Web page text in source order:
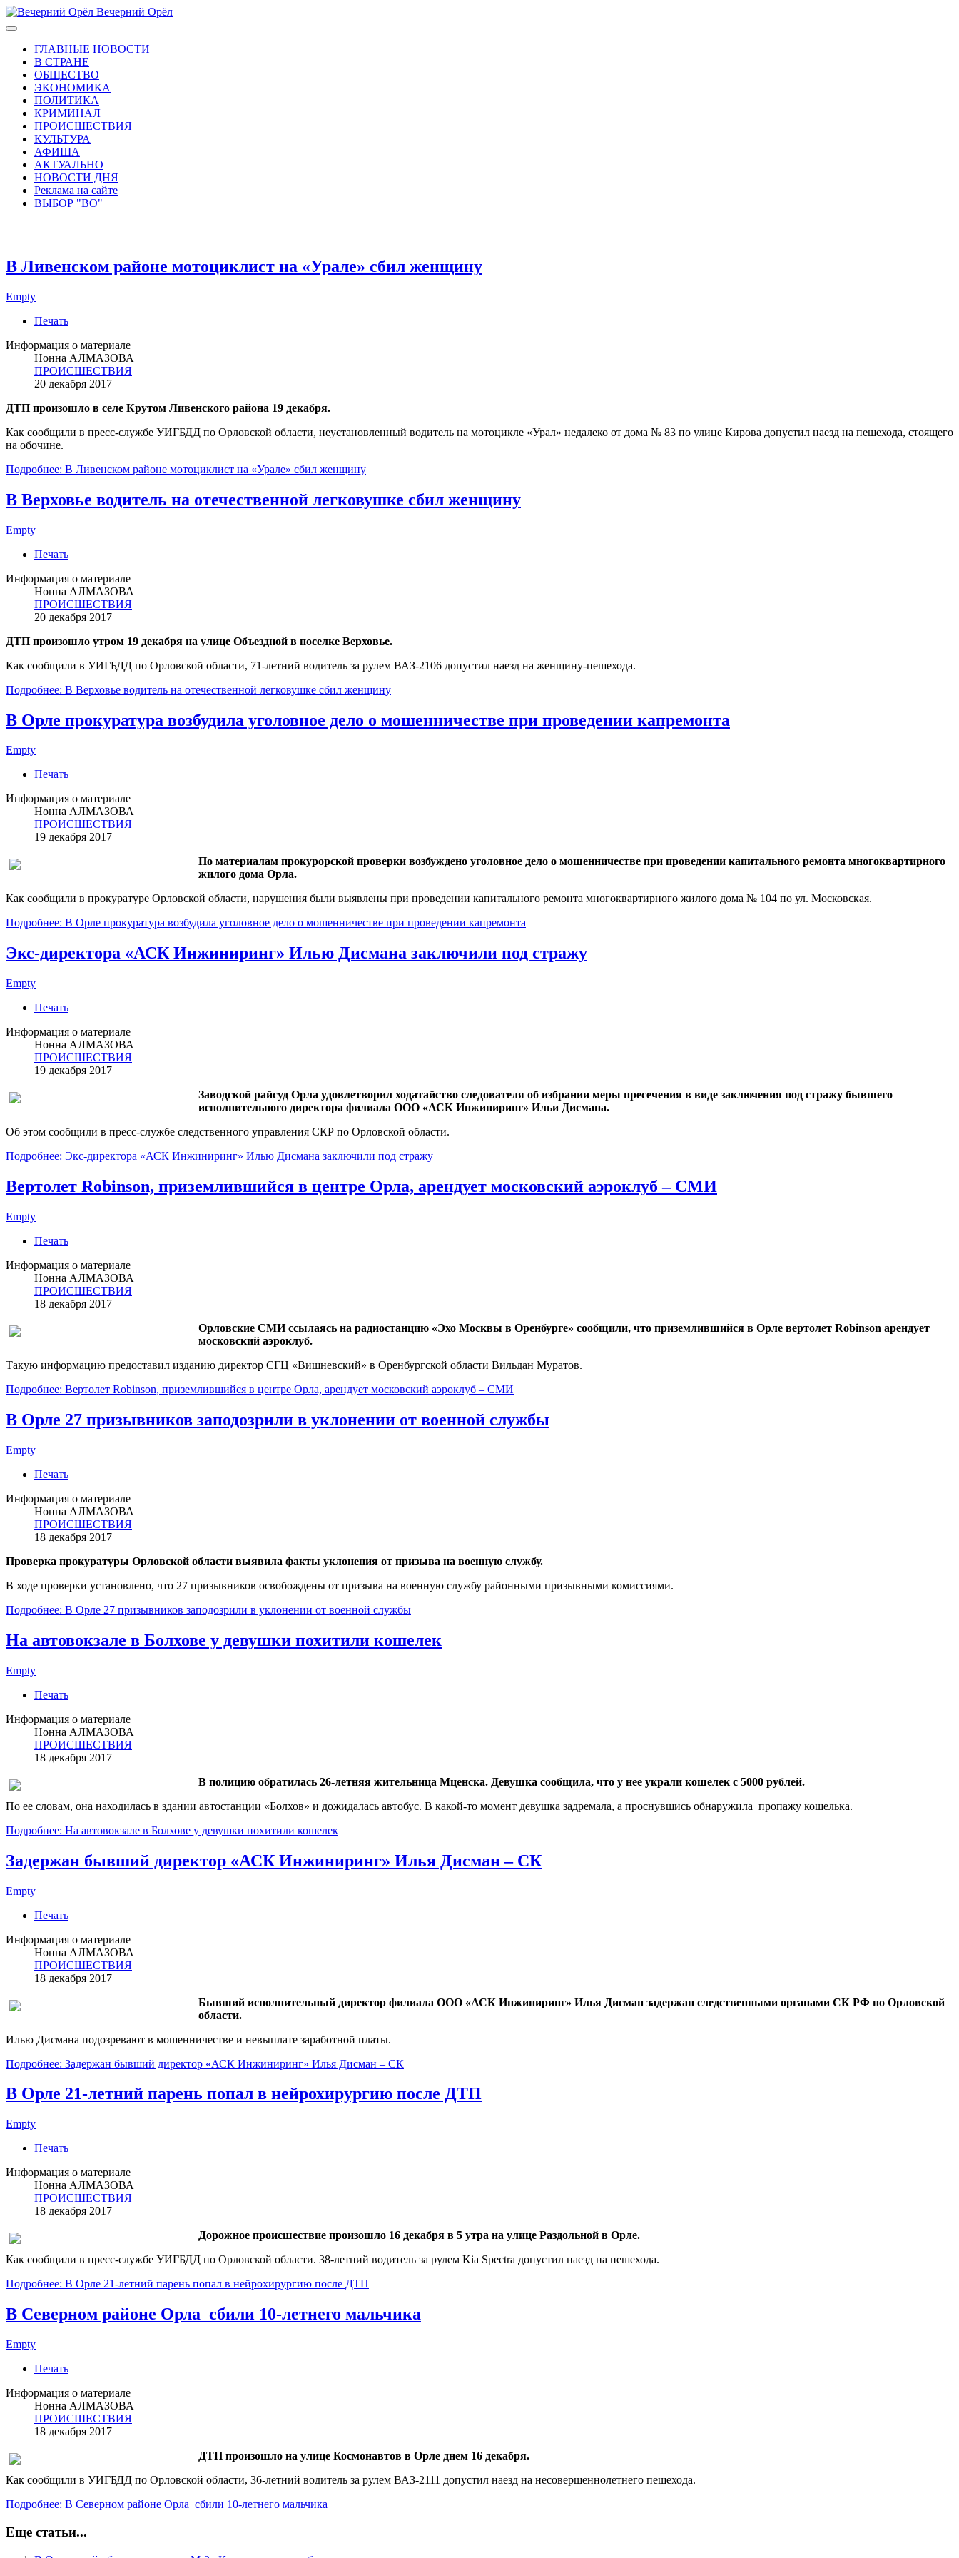
Вечерний Орёл
ГЛАВНЫЕ НОВОСТИ
В СТРАНЕ
ОБЩЕСТВО
ЭКОНОМИКА
ПОЛИТИКА
КРИМИНАЛ
ПРОИСШЕСТВИЯ
КУЛЬТУРА
АФИША
АКТУАЛЬНО
НОВОСТИ ДНЯ
Реклама на сайте
ВЫБОР "ВО"
В Ливенском районе мотоциклист на «Урале» сбил женщину
Empty
Печать
Информация о материале
Нонна АЛМАЗОВА
ПРОИСШЕСТВИЯ
20 декабря 2017
ДТП произошло в селе Крутом Ливенского района 19 декабря.
Как сообщили в пресс-службе УИГБДД по Орловской области, неустановленный водитель на мотоцикле «Урал» недалеко от дома № 83 по улице Кирова допустил наезд на пешехода, стоящего
на обочине.
Подробнее: В Ливенском районе мотоциклист на «Урале» сбил женщину
В Верховье водитель на отечественной легковушке сбил женщину
Empty
Печать
Информация о материале
Нонна АЛМАЗОВА
ПРОИСШЕСТВИЯ
20 декабря 2017
ДТП произошло утром 19 декабря на улице Объездной в поселке Верховье.
Как сообщили в УИГБДД по Орловской области, 71-летний водитель за рулем ВАЗ-2106 допустил наезд на женщину-пешехода.
Подробнее: В Верховье водитель на отечественной легковушке сбил женщину
В Орле прокуратура возбудила уголовное дело о мошенничестве при проведении капремонта
Empty
Печать
Информация о материале
Нонна АЛМАЗОВА
ПРОИСШЕСТВИЯ
19 декабря 2017
По материалам прокурорской проверки возбуждено уголовное дело о мошенничестве при проведении капитального ремонта многоквартирного
жилого дома Орла.
Как сообщили в прокуратуре Орловской области, нарушения были выявлены при проведении капитального ремонта многоквартирного жилого дома № 104 по ул. Московская.
Подробнее: В Орле прокуратура возбудила уголовное дело о мошенничестве при проведении капремонта
Экс-директора «АСК Инжиниринг» Илью Дисмана заключили под стражу
Empty
Печать
Информация о материале
Нонна АЛМАЗОВА
ПРОИСШЕСТВИЯ
19 декабря 2017
Заводской райсуд Орла удовлетворил ходатайство следователя об избрании меры пресечения в виде заключения под стражу бывшего
исполнительного директора филиала ООО «АСК Инжиниринг» Ильи Дисмана.
Об этом сообщили в пресс-службе следственного управления СКР по Орловской области.
Подробнее: Экс-директора «АСК Инжиниринг» Илью Дисмана заключили под стражу
Вертолет Robinson, приземлившийся в центре Орла, арендует московский аэроклуб – СМИ
Empty
Печать
Информация о материале
Нонна АЛМАЗОВА
ПРОИСШЕСТВИЯ
18 декабря 2017
Орловские СМИ ссылаясь на радиостанцию «Эхо Москвы в Оренбурге» сообщили, что приземлившийся в Орле вертолет Robinson арендует
московский аэроклуб.
Такую информацию предоставил изданию директор СГЦ «Вишневский» в Оренбургской области Вильдан Муратов.
Подробнее: Вертолет Robinson, приземлившийся в центре Орла, арендует московский аэроклуб – СМИ
В Орле 27 призывников заподозрили в уклонении от военной службы
Empty
Печать
Информация о материале
Нонна АЛМАЗОВА
ПРОИСШЕСТВИЯ
18 декабря 2017
Проверка прокуратуры Орловской области выявила факты уклонения от призыва на военную службу.
В ходе проверки установлено, что 27 призывников освобождены от призыва на военную службу районными призывными комиссиями.
Подробнее: В Орле 27 призывников заподозрили в уклонении от военной службы
На автовокзале в Болхове у девушки похитили кошелек
Empty
Печать
Информация о материале
Нонна АЛМАЗОВА
ПРОИСШЕСТВИЯ
18 декабря 2017
В полицию обратилась 26-летняя жительница Мценска. Девушка сообщила, что у нее украли кошелек с 5000 рублей.
По ее словам, она находилась в здании автостанции «Болхов» и дожидалась автобус. В какой-то момент девушка задремала, а проснувшись обнаружила пропажу кошелька.
Подробнее: На автовокзале в Болхове у девушки похитили кошелек
Задержан бывший директор «АСК Инжиниринг» Илья Дисман – СК
Empty
Печать
Информация о материале
Нонна АЛМАЗОВА
ПРОИСШЕСТВИЯ
18 декабря 2017
Бывший исполнительный директор филиала ООО «АСК Инжиниринг» Илья Дисман задержан следственными органами СК РФ по Орловской
области.
Илью Дисмана подозревают в мошенничестве и невыплате заработной платы.
Подробнее: Задержан бывший директор «АСК Инжиниринг» Илья Дисман – СК
В Орле 21-летний парень попал в нейрохирургию после ДТП
Empty
Печать
Информация о материале
Нонна АЛМАЗОВА
ПРОИСШЕСТВИЯ
18 декабря 2017
Дорожное происшествие произошло 16 декабря в 5 утра на улице Раздольной в Орле.
Как сообщили в пресс-службе УИГБДД по Орловской области. 38-летний водитель за рулем Kia Spectra допустил наезд на пешехода.
Подробнее: В Орле 21-летний парень попал в нейрохирургию после ДТП
В Северном районе Орла сбили 10-летнего мальчика
Empty
Печать
Информация о материале
Нонна АЛМАЗОВА
ПРОИСШЕСТВИЯ
18 декабря 2017
ДТП произошло на улице Космонавтов в Орле днем 16 декабря.
Как сообщили в УИГБДД по Орловской области, 36-летний водитель за рулем ВАЗ-2111 допустил наезд на несовершеннолетнего пешехода.
Подробнее: В Северном районе Орла сбили 10-летнего мальчика
Еще статьи...